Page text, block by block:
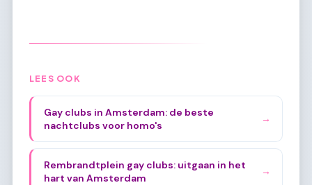
LEES OOK
Gay clubs in Amsterdam: de beste
nachtclubs voor homo's
→
Rembrandtplein gay clubs: uitgaan in het
hart van Amsterdam
→